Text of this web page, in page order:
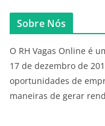
Sobre Nós
O RH Vagas Online é
17 de dezembro de
oportunidades de
maneiras de gerar